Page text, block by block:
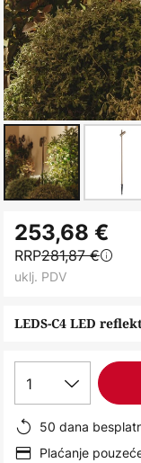
to
the
beginning
the
LEDS-C4 LED
253,68 €
RRP281,87 €
uklj. PDV
1
50 dana
Plaćanje